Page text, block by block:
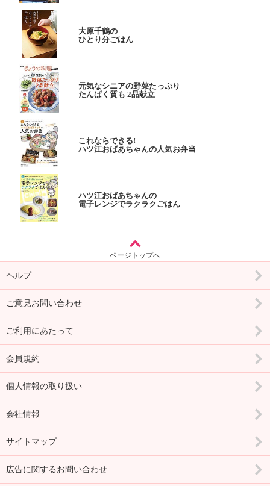
大原千鶴の
ひとり分ごはん
元気なシニアの野菜たっぷり
たんぱく質も 2品献立
これならできる!
ハツ江おばあちゃんの人気お弁当
ハツ江おばあちゃんの
電子レンジでラクラクごはん
ページトップへ
ヘルプ
ご意見お問い合わせ
ご利用にあたって
会員規約
個人情報の取り扱い
会社情報
サイトマップ
広告に関するお問い合わせ